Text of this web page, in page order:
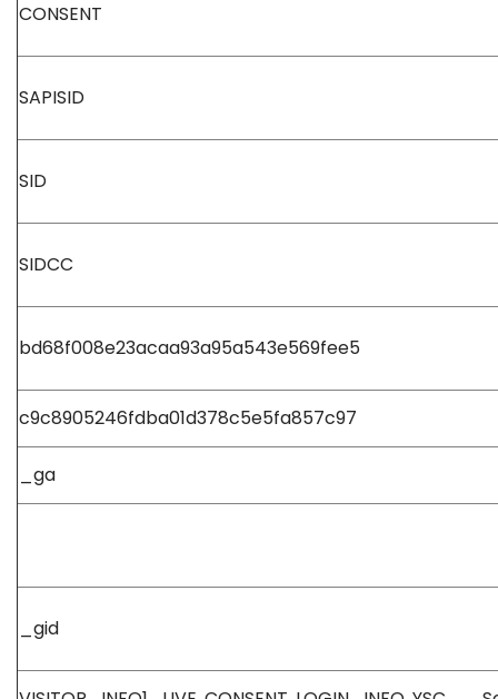
CONSENT
SAPISID
SID
SIDCC
bd68f008e23acaa93a95a543e569fee5
c9c8905246fdba01d378c5e5fa857c97
_ga
_gid